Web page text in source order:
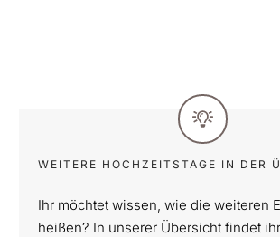
WEITERE HOCHZEITSTAGE IN DER
Ihr möchtet wissen, wie die weiteren
heißen? In unserer Übersicht findet ihr